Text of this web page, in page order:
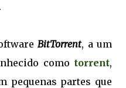
BitTorrent, a um
como torrent,
pequenas partes que